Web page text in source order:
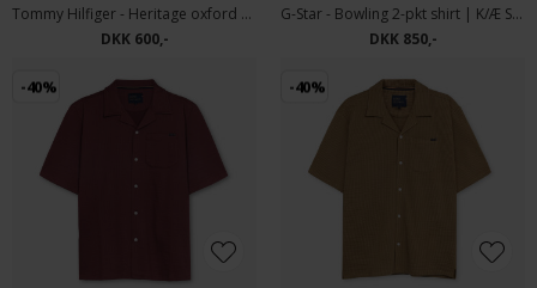
Tommy Hilfiger - Heritage oxford shirt | K/Æ Skjorte Shirt Blue
DKK 600,-
G-Star - Bowling 2-pkt shirt | K/Æ Skjorte Rinsed
DKK 850,-
-40% -40%